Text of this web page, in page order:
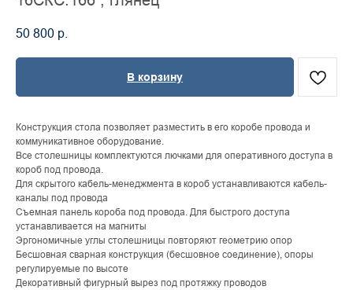
50 800 р.
В корзину
Конструкция стола позволяет разместить в его коробе провода и
коммуникативное оборудование.
Все столешницы комплектуются лючками для оперативного доступа в
короб под провода.
Для скрытого кабель-менеджмента в короб устанавливаются кабель-
каналы под провода
Съемная панель короба под провода. Для быстрого доступа
устанавливается на магниты
Эргономичные углы столешницы повторяют геометрию опор
Бесшовная сварная конструкция (бесшовное соединение), опоры
регулируемые по высоте
Декоративный фигурный вырез под протяжку проводов